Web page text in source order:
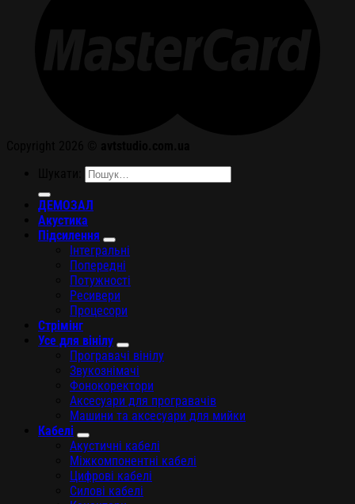
ДЕМОЗАЛ
Акустика
Підсилення
Інтегральні
Попередні
Потужності
Ресивери
Процесори
Стрімінг
Усе для вінілу
Програвачі вінілу
Звукознімачі
Фонокоректори
Аксесуари для програвачів
Машини та аксесуари для мийки
Кабелі
Акустичні кабелі
Міжкомпонентні кабелі
Цифрові кабелі
Силові кабелі